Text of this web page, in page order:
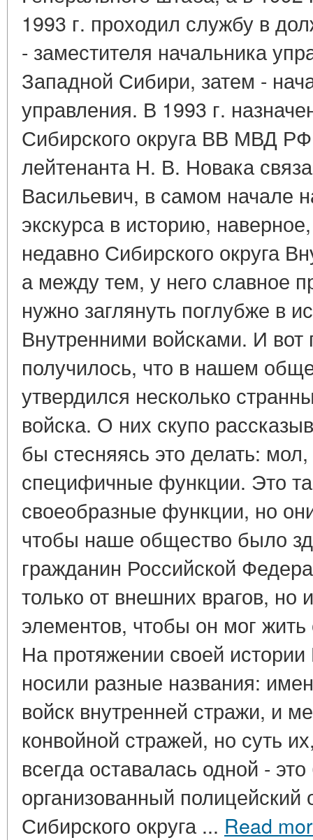
1993 г. проходил службу в
- заместителя начальника
Западной Сибири, затем -
управления. В 1993 г.
Сибирского округа ВВ МВД
лейтенанта Н. В. Новака
Васильевич, в самом начале
экскурса в историю,
недавно Сибирского округа
а между тем, у него славное
нужно заглянуть поглубже в
Внутренними войсками. И вот
получилось, что в нашем
утвердился несколько
войска. О них скупо
бы стесняясь это делать:
специфичные функции. Это
своеобразные функции, но
чтобы наше общество было
гражданин Российской
только от внешних врагов, но
элементов, чтобы он мог
На протяжении своей
носили разные названия:
войск внутренней стражи, и
конвойной стражей, но суть
всегда оставалась одной -
организованный полицейский
Сибирского округа ... Read